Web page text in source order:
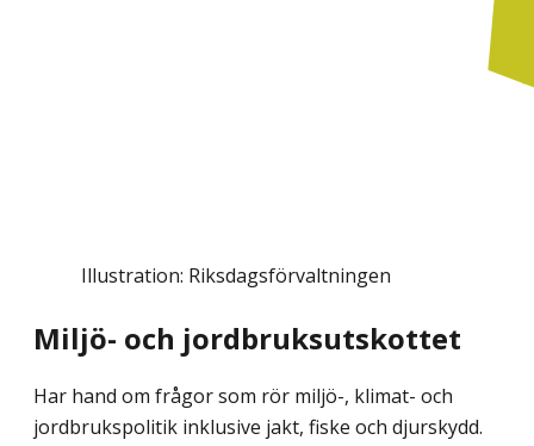
Illustration: Riksdagsförvaltningen
Miljö- och jordbruksutskottet
Har hand om frågor som rör miljö-, klimat- och
jordbrukspolitik inklusive jakt, fiske och djurskydd.